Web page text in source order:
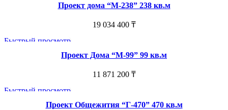
Проект дома “М-238” 238 кв.м
19 034 400 ₸
Быстрый просмотр
Проект Дома “М-99” 99 кв.м
11 871 200 ₸
Быстрый просмотр
Проект Общежития “Г-470” 470 кв.м